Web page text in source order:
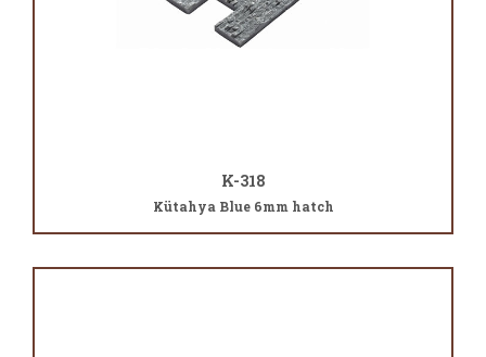
K-318
Kütahya Blue 6mm hatch